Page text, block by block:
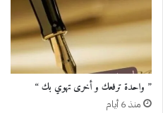
” واحدة ترفعك و أخرى تهوي بك “
منذ 6 أيام